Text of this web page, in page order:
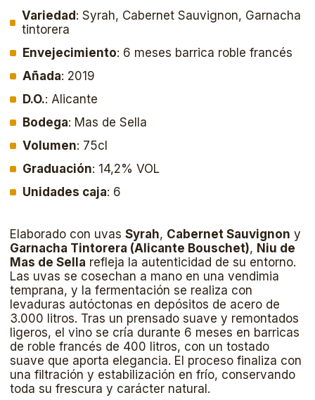
Variedad : Syrah, Cabernet Sauvignon, Garnacha
tintorera
Envejecimiento: 6 meses barrica roble francés
Añada: 2019
D.O.: Alicante
Bodega: Mas de Sella
Volumen: 75cl
Graduación: 14,2% VOL
Unidades caja: 6
Elaborado con uvas Syrah, Cabernet Sauvignon y
Garnacha Tintorera (Alicante Bouschet), Niu de
Mas de Sella refleja la autenticidad de su entorno.
Las uvas se cosechan a mano en una vendimia
temprana, y la fermentación se realiza con
levaduras autóctonas en depósitos de acero de
3.000 litros. Tras un prensado suave y remontados
ligeros, el vino se cría durante 6 meses en barricas
de roble francés de 400 litros, con un tostado
suave que aporta elegancia. El proceso finaliza con
una filtración y estabilización en frío, conservando
toda su frescura y carácter natural.